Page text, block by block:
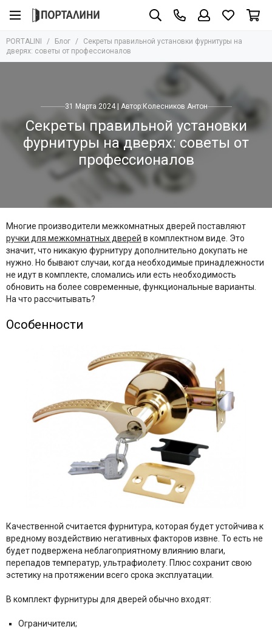
PORTALINI Блог
Секреты правильной установки фурнитуры на
дверях: советы от профессионалов
31 Марта 2024 | Автор: Колесников Антон
Секреты правильной установки
фурнитуры на дверях: советы от
профессионалов
Многие производители межкомнатных дверей поставляют
ручки для межкомнатных дверей в комплектном виде. Это
значит, что никакую фурнитуру дополнительно докупать не
нужно. Но бывают случаи, когда необходимые принадлежности
не идут в комплекте, сломались или есть необходимость
обновить на более современные, функциональные варианты.
На что рассчитывать?
Особенности
Качественной считается фурнитура, которая будет устойчива к
вредному воздействию негативных факторов извне. То есть не
будет подвержена неблагоприятному влиянию влаги,
перепадов температур, ультрафиолету. Плюс сохранит свою
эстетику на протяжении всего срока эксплуатации.
В комплект фурнитуры для дверей обычно входят:
Ограничители;